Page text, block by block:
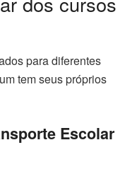
para diferentes
tem seus próprios
Escolar